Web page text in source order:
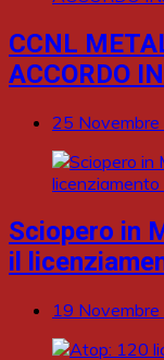
CCNL
ACCORDO
25
Sciopero in
il
19